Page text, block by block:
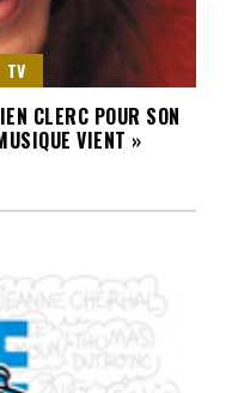
TV
CLERC POUR SON
VIENT »